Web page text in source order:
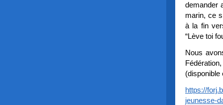
demander
marin, ce
à la fin
“Lève toi
Nous
(disponible
https://
jeunesse-